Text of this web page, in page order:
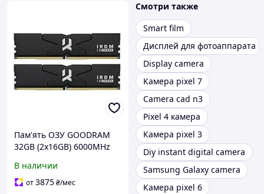
Пам'ять ОЗУ GOODRAM
32GB (2x16GB) 6000MHz
(IR-6000D564L30S/32GDC)
В наличии
от3875₴/мес
Смотри также
Smart film
Дисплей для фотоаппарата
Display camera
Камера pixel 7
Camera cad n3
Pixel 4 камера
Камера pixel 3
Diy instant digital camera
Samsung Galaxy camera
Камера pixel 6